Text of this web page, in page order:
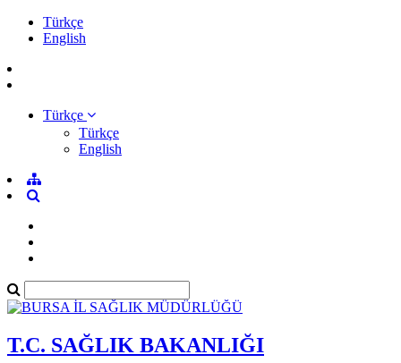
Türkçe
English
Türkçe
Türkçe
English
T.C. SAĞLIK BAKANLIĞI